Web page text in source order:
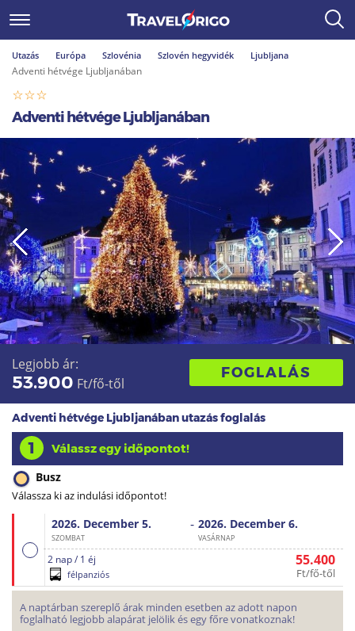
Utazás Európa Szlovénia Szlovén hegyvidék Ljubljana
Adventi hétvége Ljubljanában
Adventi hétvége Ljubljanában
Legjobb ár:
53.900 Ft/fő-től
FOGLALÁS
Adventi hétvége Ljubljanában utazás foglalás
1
Válassz egy időpontot!
Busz
Válassza ki az indulási időpontot!
2026. December 5.
SZOMBAT
- 2026. December 6.
VASÁRNAP
2 nap / 1 éj
félpanziós
55.400
Ft/fő-től
A naptárban szereplő árak minden esetben az adott napon
foglalható legjobb alapárat jelölik és egy főre vonatkoznak!